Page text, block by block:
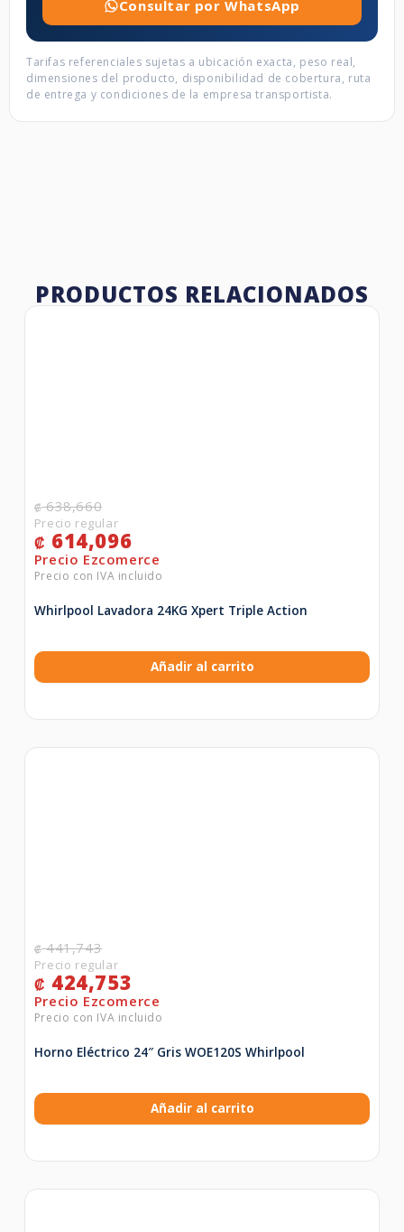
Consultar por WhatsApp
Tarifas referenciales sujetas a ubicación exacta, peso real,
dimensiones del producto, disponibilidad de cobertura, ruta
de entrega y condiciones de la empresa transportista.
PRODUCTOS RELACIONADOS
₡638,660
₡ 614,096
Whirlpool Lavadora 24KG Xpert Triple Action
Añadir al carrito
₡441,743
₡ 424,753
Horno Eléctrico 24″ Gris WOE120S Whirlpool
Añadir al carrito